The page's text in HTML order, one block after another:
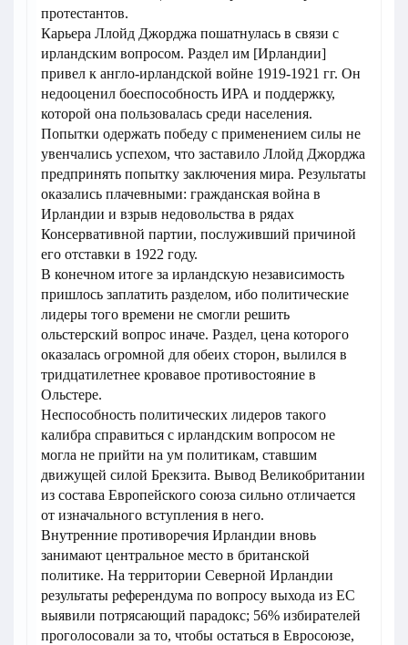
протестантов.
Карьера Ллойд Джорджа пошатнулась в связи с
ирландским вопросом. Раздел им [Ирландии]
привел к англо-ирландской войне 1919-1921 гг. Он
недооценил боеспособность ИРА и поддержку,
которой она пользовалась среди населения.
Попытки одержать победу с применением силы не
увенчались успехом, что заставило Ллойд Джорджа
предпринять попытку заключения мира. Результаты
оказались плачевными: гражданская война в
Ирландии и взрыв недовольства в рядах
Консервативной партии, послуживший причиной
его отставки в 1922 году.
В конечном итоге за ирландскую независимость
пришлось заплатить разделом, ибо политические
лидеры того времени не смогли решить
ольстерский вопрос иначе. Раздел, цена которого
оказалась огромной для обеих сторон, вылился в
тридцатилетнее кровавое противостояние в
Ольстере.
Неспособность политических лидеров такого
калибра справиться с ирландским вопросом не
могла не прийти на ум политикам, ставшим
движущей силой Брекзита. Вывод Великобритании
из состава Европейского союза сильно отличается
от изначального вступления в него.
Внутренние противоречия Ирландии вновь
занимают центральное место в британской
политике. На территории Северной Ирландии
результаты референдума по вопросу выхода из ЕС
выявили потрясающий парадокс; 56% избирателей
проголосовали за то, чтобы остаться в Евросоюзе,